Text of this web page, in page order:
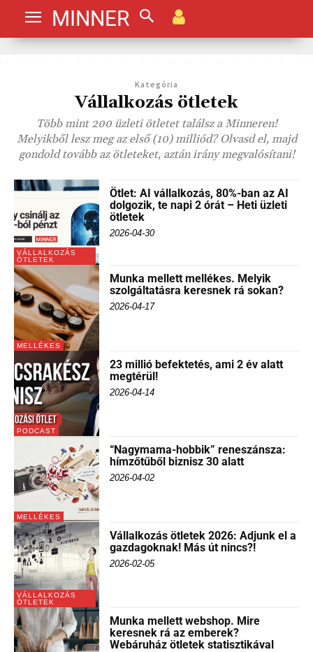
MINNER
Kategória
Vállalkozás ötletek
Több mint 200 üzleti ötletet találsz a Minneren!
Melyikből lesz meg az első (10) milliód? Olvasd el, majd
gondold tovább az ötleteket, aztán irány megvalósítani!
VÁLLALKOZÁS
ÖTLETEK
Ötlet: AI vállalkozás, 80%-ban az AI
dolgozik, te napi 2 órát – Heti üzleti
ötletek
2026-04-30
MELLÉKES
Munka mellett mellékes. Melyik
szolgáltatásra keresnek rá sokan?
2026-04-17
PODCAST
23 millió befektetés, ami 2 év alatt
megtérül!
2026-04-14
MELLÉKES
“Nagymama-hobbik” reneszánsza:
hímzőtűből biznisz 30 alatt
2026-04-02
VÁLLALKOZÁS
ÖTLETEK
Vállalkozás ötletek 2026: Adjunk el a
gazdagoknak! Más út nincs?!
2026-02-05
Munka mellett webshop. Mire
keresnek rá az emberek?
Webáruház ötletek statisztikával